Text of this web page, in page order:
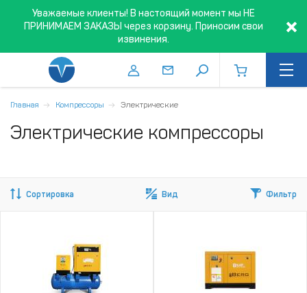
Уважаемые клиенты! В настоящий момент мы НЕ
ПРИНИМАЕМ ЗАКАЗЫ через корзину. Приносим свои
извинения.
Главная Компрессоры Электрические
Электрические компрессоры
Сортировка Вид Фильтр